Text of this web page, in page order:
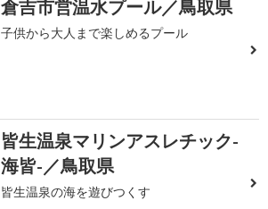
倉吉市営温水プール／鳥取県
子供から大人まで楽しめるプール
皆生温泉マリンアスレチック-
海皆-／鳥取県
皆生温泉の海を遊びつくす